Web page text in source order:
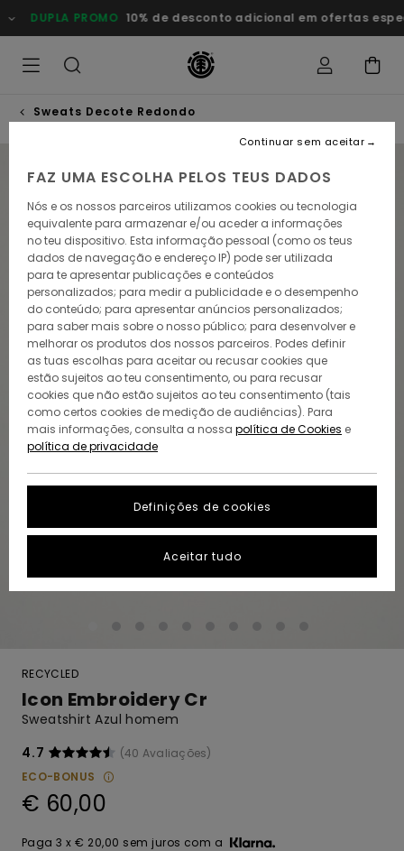
para
a
DUPLA PROMO 10% de desconto adicional em ofertas
Sweats Decote Redondo
RECYCLED
Icon Embroidery Cr
Sweatshirt Azul homem
4.7
(40 Avaliações)
ECO-BONUS
€ 60,00
Paga 3 x € 20,00 sem juros com a
FAZ UMA ESCOLHA PELOS TEUS DADOS
Nós e os nossos parceiros utilizamos cookies ou tecnologia
equivalente para armazenar e/ou aceder a informações
no teu dispositivo. Esta informação pessoal (como os teus
dados de navegação e endereço IP) pode ser utilizada
para te apresentar publicações e conteúdos
personalizados; para medir a publicidade e o desempenho
do conteúdo; para apresentar anúncios personalizados;
para saber mais sobre o nosso público; para desenvolver e
melhorar os produtos dos nossos parceiros. Podes definir
as tuas escolhas para aceitar ou recusar cookies que
estão sujeitos ao teu consentimento, ou para recusar
cookies que não estão sujeitos ao teu consentimento (tais
como certos cookies de medição de audiências). Para
mais informações, consulta a nossa política de Cookies e
política de privacidade
Definições de cookies
Continuar sem aceitar
Aceitar tudo